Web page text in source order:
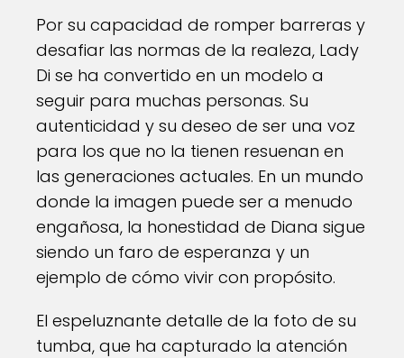
Por su capacidad de romper barreras y
desafiar las normas de la realeza, Lady
Di se ha convertido en un modelo a
seguir para muchas personas. Su
autenticidad y su deseo de ser una voz
para los que no la tienen resuenan en
las generaciones actuales. En un mundo
donde la imagen puede ser a menudo
engañosa, la honestidad de Diana sigue
siendo un faro de esperanza y un
ejemplo de cómo vivir con propósito.
El espeluznante detalle de la foto de su
tumba, que ha capturado la atención